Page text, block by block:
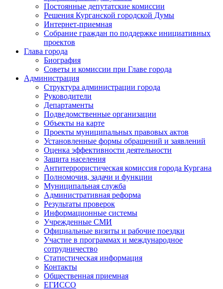
Постоянные депутатские комиссии
Решения Курганской городской Думы
Интернет-приемная
Собрание граждан по поддержке инициативных
проектов
Глава города
Биография
Советы и комиссии при Главе города
Администрация
Структура администрации города
Руководители
Департаменты
Подведомственные организации
Объекты на карте
Проекты муниципальных правовых актов
Установленные формы обращений и заявлений
Оценка эффективности деятельности
Защита населения
Антитеррористическая комиссия города Кургана
Полномочия, задачи и функции
Муниципальная служба
Административная реформа
Результаты проверок
Информационные системы
Учрежденные СМИ
Официальные визиты и рабочие поездки
Участие в программах и международное
сотрудничество
Статистическая информация
Контакты
Общественная приемная
ЕГИССО